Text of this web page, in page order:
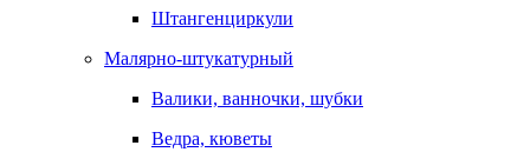
Штангенциркули
Малярно-штукатурный
Валики, ванночки, шубки
Ведра, кюветы